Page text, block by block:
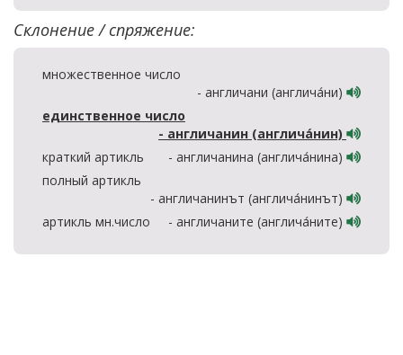
Склонение / спряжение:
множественное число
- англичани (англича́ни)
единственное число
- англичанин (англича́нин)
краткий артикль
- англичанина (англича́нина)
полный артикль
- англичанинът (англича́нинът)
артикль мн.число
- англичаните (англича́ните)